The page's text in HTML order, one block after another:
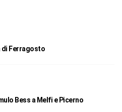
di Ferragosto
Bess a Melfi e Picerno